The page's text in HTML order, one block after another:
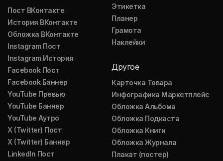
Пост ВКонтакте
История ВКонтакте
Обложка ВКонтакте
Instagram Пост
Instagram История
Facebook Пост
Facebook Баннер
YouTube Превью
YouTube Баннер
YouTube Аутро
X (Twitter) Пост
X (Twitter) Баннер
LinkedIn Пост
Этикетка
Планер
Грамота
Наклейки
Другое
Карточка Товара
Инфографика Маркетплейс
Обложка Альбома
Обложка Подкаста
Обложка Книги
Обложка Журнала
Плакат (постер)